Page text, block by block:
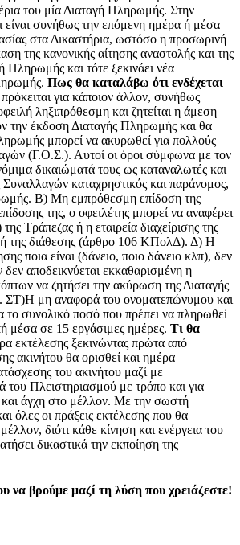
του μία Διαταγή Πληρωμής. Στην
είναι συνήθως την επόμενη ημέρα ή μέσα
στα Δικαστήρια, ωστόσο η προσωρινή
της κανονικής αίτησης αναστολής και της
Πληρωμής και τότε ξεκινάει νέα
Πως θα καταλάβω ότι ενδέχεται
για κάποιον άλλον, συνήθως
ληξιπρόθεσμη και ζητείται η άμεση
την έκδοση Διαταγής Πληρωμής και θα
μπορεί να ακυρωθεί για πολλούς
(Γ.Ο.Σ.). Αυτοί οι όροι σύμφωνα με τον
δικαιώματά τους ως καταναλωτές και
καταχρηστικός και παράνομος,
Β) Μη εμπρόθεσμη επίδοση της
της, ο οφειλέτης μπορεί να αναφέρει
Τράπεζας ή η εταιρεία διαχείρισης της
της διάθεσης (άρθρο 106 ΚΠολΔ). Δ) Η
ποια είναι (δάνειο, ποιο δάνειο κλπ), δεν
αποδεικνύεται εκκαθαρισμένη η
να ζητήσει την ακύρωση της Διαταγής
ΣΤ)Η μη αναφορά του ονοματεπώνυμου και
το συνολικό ποσό που πρέπει να πληρωθεί
μέσα σε 15 εργάσιμες ημέρες. Τι θα
εκτέλεσης ξεκινώντας πρώτα από
ακινήτου θα ορισθεί και ημέρα
του ακινήτου μαζί με
του Πλειστηριασμού με τρόπο και για
και άγχη στο μέλλον. Με την σωστή
όλες οι πράξεις εκτέλεσης που θα
διότι κάθε κίνηση και ενέργεια του
δικαστικά την εκποίηση της
να βρούμε μαζί τη λύση που χρειάζεστε!